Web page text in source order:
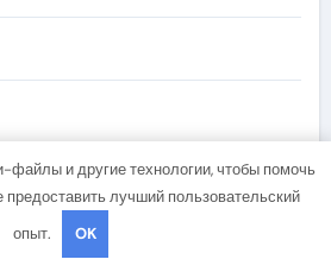
файлы и другие технологии, чтобы помочь
предоставить лучший пользовательский
опыт.
OK